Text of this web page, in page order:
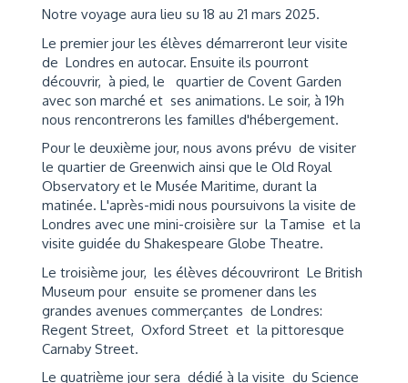
Notre voyage aura lieu su 18 au 21 mars 2025.
Le premier jour les élèves démarreront leur visite
de Londres en autocar. Ensuite ils pourront
découvrir, à pied, le quartier de Covent Garden
avec son marché et ses animations. Le soir, à 19h
nous rencontrerons les familles d'hébergement.
Pour le deuxième jour, nous avons prévu de visiter
le quartier de Greenwich ainsi que le Old Royal
Observatory et le Musée Maritime, durant la
matinée. L'après-midi nous poursuivons la visite de
Londres avec une mini-croisière sur la Tamise et la
visite guidée du Shakespeare Globe Theatre.
Le troisième jour, les élèves découvriront Le British
Museum pour ensuite se promener dans les
grandes avenues commerçantes de Londres:
Regent Street, Oxford Street et la pittoresque
Carnaby Street.
Le quatrième jour sera dédié à la visite du Science